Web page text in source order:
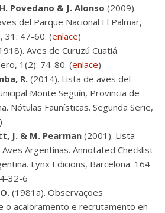
Povedano & J. Alonso (2009).
del Parque Nacional El Palmar,
31: 47-60. (enlace)
Aves de Curuzú Cuatiá
1(2): 74-80. (enlace)
R. (2014). Lista de aves del
Monte Seguín, Provincia de
Nótulas Faunísticas. Segunda Serie,
)
J. & M. Pearman(2001). Lista
Argentinas. Annotated Checklist
Lynx Edicions, Barcelona. 164
32-6
(1981a). Observaçoes
o acaloramento e recrutamento en